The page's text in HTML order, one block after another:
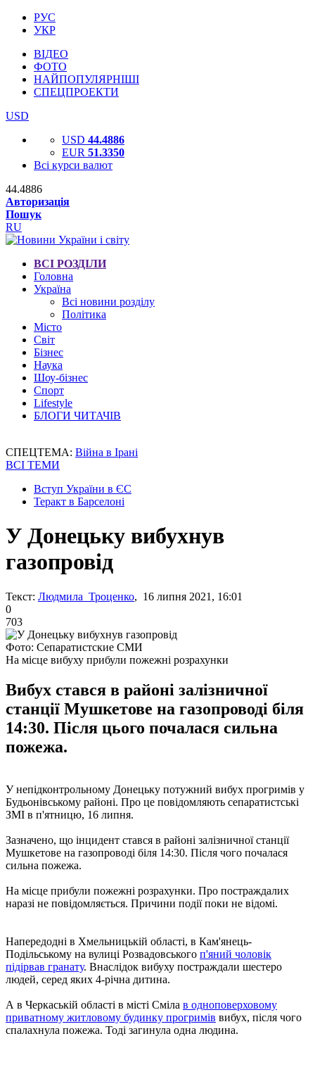
РУС
УКР
ВІДЕО
ФОТО
НАЙПОПУЛЯРНІШІ
СПЕЦПРОЕКТИ
USD
USD 44.4886
EUR 51.3350
Всі курси валют
44.4886
Авторизація
Пошук
RU
ВСІ РОЗДІЛИ
Головна
Україна
Всі новини розділу
Політика
Місто
Світ
Бізнес
Наука
Шоу-бізнес
Спорт
Lifestyle
БЛОГИ ЧИТАЧІВ
СПЕЦТЕМА: Війна в Ірані
ВСІ ТЕМИ
Вступ України в ЄС
Теракт в Барселоні
У Донецьку вибухнув
газопровід
Текст: Людмила Троценко, 16 липня 2021, 16:01
0
703
Фото: Сепаратистские СМИ
На місце вибуху прибули пожежні розрахунки
Вибух стався в районі залізничної
станції Мушкетове на газопроводі біля
14:30. Після цього почалася сильна
пожежа.
У непідконтрольному Донецьку потужний вибух прогримів у
Будьонівському районі. Про це повідомляють сепаратистські
ЗМІ в п'ятницю, 16 липня.
Зазначено, що інцидент стався в районі залізничної станції
Мушкетове на газопроводі біля 14:30. Після чого почалася
сильна пожежа.
На місце прибули пожежні розрахунки. Про постраждалих
наразі не повідомляється. Причини події поки не відомі.
Напередодні в Хмельницькій області, в Кам'янець-
Подільському на вулиці Розвадовського п'яний чоловік
підірвав гранату. Внаслідок вибуху постраждали шестеро
людей, серед яких 4-річна дитина.
А в Черкаській області в місті Сміла в одноповерховому
приватному житловому будинку прогримів вибух, після чого
спалахнула пожежа. Тоді загинула одна людина.